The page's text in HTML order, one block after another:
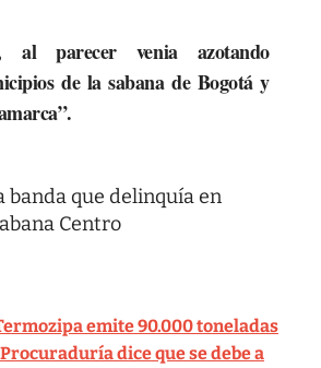
al parecer venia azotando
de la sabana de Bogotá y
emite 90.000 toneladas
Procuraduría dice que se debe a